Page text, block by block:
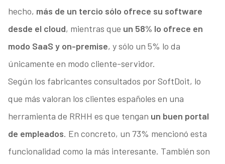
hecho, más de un tercio sólo ofrece su software
desde el cloud, mientras que un 58% lo ofrece en
modo SaaS y on-premise, y sólo un 5% lo da
únicamente en modo cliente-servidor.
Según los fabricantes consultados por SoftDoit, lo
que más valoran los clientes españoles en una
herramienta de RRHH es que tengan un buen portal
de empleados. En concreto, un 73% mencionó esta
funcionalidad como la más interesante. También son